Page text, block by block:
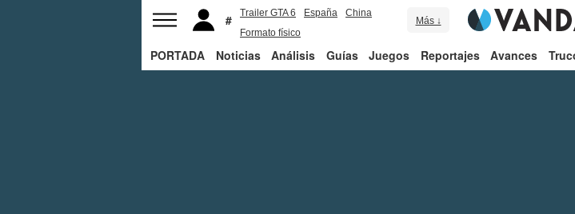
Trailer GTA 6 España
China
Formato físico
Más ↓
PORTADA Noticias Análisis Guías Juegos Reportajes Avances